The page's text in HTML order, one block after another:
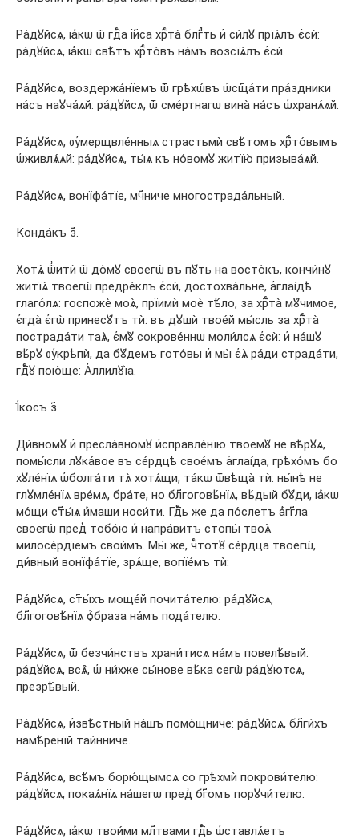
Ра́дꙋйсѧ, ꙗ҆́кѡ ѿ гдⷭ҇а і҆и҃са хрⷭ҇та̀ блгⷣть и҆ си́лꙋ прїѧ́лъ є҆сѝ:
ра́дꙋйсѧ, ꙗ҆́кѡ свѣ́тъ хрⷭ҇то́въ на́мъ возсїѧ́лъ є҆сѝ.
Ра́дꙋйсѧ, воздержа́нїемъ ѿ грѣхѡ́въ ѡ҆сщ҃а́ти пра́здники
на́съ наꙋча́ѧй: ра́дꙋйсѧ, ѿ сме́ртнагѡ вина̀ на́съ ѡ҆хранѧ́ѧй.
Ра́дꙋйсѧ, ᲂу҆мерщвле́нныѧ страстьмѝ свѣ́томъ хрⷭ҇то́вымъ
ѡ҆живлѧ́ѧй: ра́дꙋйсѧ, ты́ѧ къ но́вомꙋ житїю̀ призыва́ѧй.
Ра́дꙋйсѧ, вонїфа́тїе, мч҃ниче многострада́льный.
Конда́къ з҃.
Хотѧ̀ ѿ̾итѝ ѿ до́мꙋ своегѡ̀ въ пꙋ́ть на восто́къ, кончи́нꙋ
житїѧ̀ твоегѡ̀ предре́клъ є҆сѝ, достохва́льне, а҆глаі́дѣ
глаго́лѧ: госпожѐ моѧ̀, прїимѝ моѐ тѣ́ло, за хрⷭ҇та̀ мꙋ́чимое,
є҆гда̀ є҆гѡ̀ принесꙋ́тъ тѝ: въ дꙋшѝ твое́й мы́сль за хрⷭ҇та̀
пострада́ти таѧ̀, є҆мꙋ̀ сокрове́ннѡ моли́лсѧ є҆сѝ: и҆ на́шꙋ
вѣ́рꙋ ᲂу҆крѣпѝ, да бꙋ́демъ гото́вы и҆ мы̀ є҆ѧ̀ ра́ди страда́ти,
гдⷭ҇ꙋ пою́ще: А҆ллилꙋ́їа.
І҆́косъ з҃.
Ди́вномꙋ и҆ пресла́вномꙋ и҆справле́нїю твоемꙋ̀ не вѣ́рꙋѧ,
помы́сли лꙋка́вое въ се́рдцѣ свое́мъ а҆глаі́да, грѣхо́мъ бо
хꙋле́нїѧ ѡ҆болга́ти тѧ̀ хотѧ́щи, та́кѡ ѿвѣща̀ тѝ: ны́нѣ не
глꙋмле́нїѧ вре́мѧ, бра́те, но бл҃гоговѣ́нїѧ, вѣ́дый бꙋ́ди, ꙗ҆́кѡ
мо́щи ст҃ы́ѧ и҆́маши носи́ти. Гдⷭ҇ь же да по́слетъ а҆́гг҃ла
своегѡ̀ пред̾ тобо́ю и҆ напра́витъ стопы̀ твоѧ̀
милосе́рдїемъ свои́мъ. Мы́ же, чⷭ҇тотꙋ̀ се́рдца твоегѡ̀,
ди́вный вонїфа́тїе, зрѧ́ще, вопїе́мъ тѝ:
Ра́дꙋйсѧ, ст҃ы́хъ моще́й почита́телю: ра́дꙋйсѧ,
бл҃гоговѣ́нїѧ ѻ҆́браза на́мъ пода́телю.
Ра́дꙋйсѧ, ѿ безчи́нствъ храни́тисѧ на́мъ повелѣ́вый:
ра́дꙋйсѧ, всѧ̑, ѡ҆ ни́хже сы́нове вѣ́ка сегѡ̀ ра́дꙋютсѧ,
презрѣ́вый.
Ра́дꙋйсѧ, и҆звѣ́стный на́шъ помо́щниче: ра́дꙋйсѧ, бл҃ги́хъ
намѣ́ренїй таи́нниче.
Ра́дꙋйсѧ, всѣ́мъ борю́щымсѧ со грѣхмѝ покрови́телю:
ра́дꙋйсѧ, покаѧ́нїѧ на́шегѡ пред̾ бг҃омъ порꙋчи́телю.
Ра́дꙋйсѧ, ꙗ҆́кѡ твои́ми мл҃твами гдⷭ҇ь ѡ҆ставлѧ́етъ